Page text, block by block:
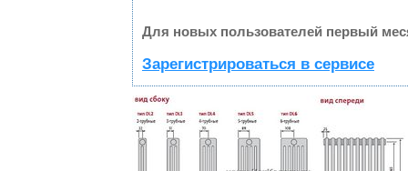
Для новых пользователей первый
Зарегистрироваться в сервисе